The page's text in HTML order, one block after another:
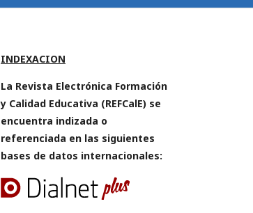
INDEXACION
La Revista Electrónica Formación
y Calidad Educativa (REFCalE) se
encuentra indizada o
referenciada en las siguientes
bases de datos internacionales: